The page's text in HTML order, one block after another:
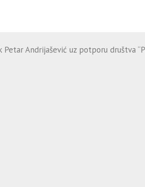
Andrijašević uz potporu društva